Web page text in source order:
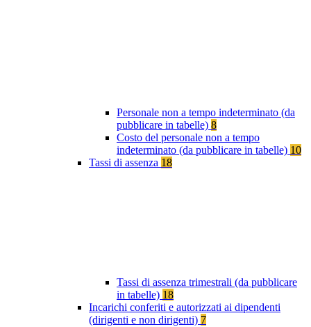
Personale non a tempo indeterminato (da
pubblicare in tabelle) 8
Costo del personale non a tempo
indeterminato (da pubblicare in tabelle) 10
Tassi di assenza 18
Tassi di assenza trimestrali (da pubblicare
in tabelle) 18
Incarichi conferiti e autorizzati ai dipendenti
(dirigenti e non dirigenti) 7